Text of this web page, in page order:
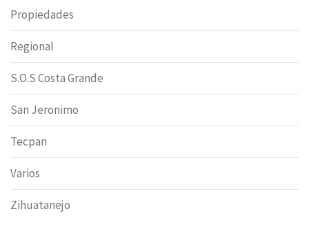
Propiedades
Regional
S.O.S Costa Grande
San Jeronimo
Tecpan
Varios
Zihuatanejo